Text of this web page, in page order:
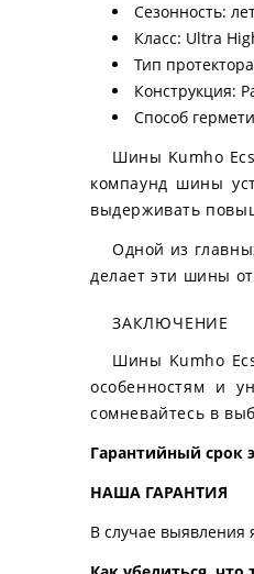
Сезонность:
Класс: Ultra
Тип
Конструкция:
Способ
Шины Kumho
компаунд шины
выдерживать
Одной из
делает эти шины
ЗАКЛЮЧЕНИЕ
Шины Kumho
особенностям и
сомневайтесь в
Гарантийный срок
НАША ГАРАНТИЯ
В случае выявления